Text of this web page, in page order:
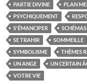
PARTIE DIVINE
PLAN
PSYCHIQUEMENT
S'ÉMANCIPER
SE TRAHIR
SOMMEILLE
SYMBOLISME
THÈMES
UN ANGE
UN CERTAIN
VOTRE VIE